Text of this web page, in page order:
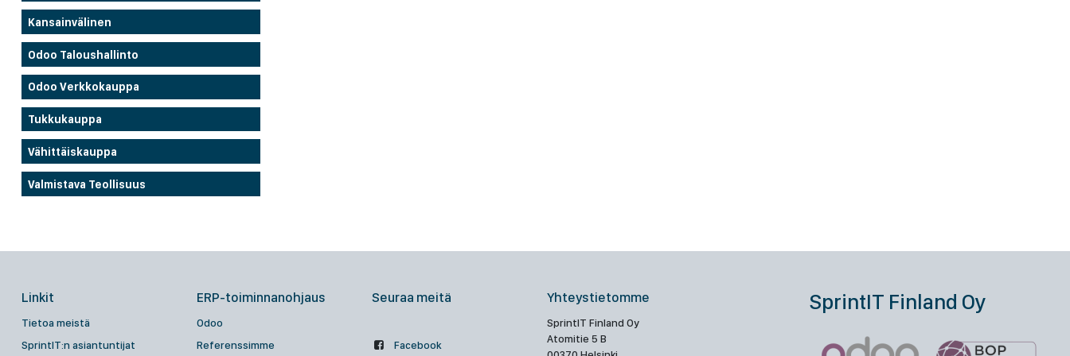
Kansainvälinen
Odoo Taloushallinto
Odoo Verkkokauppa
Tukkukauppa
Vähittäiskauppa
Valmistava Teollisuus
Linkit
Tietoa meistä
SprintIT:n asiantuntijat
ERP-toiminnanohjaus
Odoo
Referenssimme
Seuraa meitä
Facebook
Yhteystietomme
SprintIT Finland Oy
Atomitie 5 B
SprintIT Finland Oy